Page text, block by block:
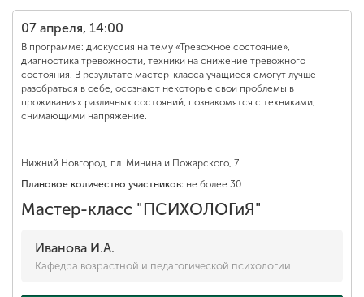
07 апреля, 14:00
В программе: дискуссия на тему «Тревожное состояние»,
диагностика тревожности, техники на снижение тревожного
состояния. В результате мастер-класса учащиеся смогут лучше
разобраться в себе, осознают некоторые свои проблемы в
проживаниях различных состояний; познакомятся с техниками,
снимающими напряжение.
Нижний Новгород, пл. Минина и Пожарского, 7
Плановое количество участников: не более 30
Мастер-класс "ПСИХОЛОГиЯ"
Иванова И.А.
Кафедра возрастной и педагогической психологии